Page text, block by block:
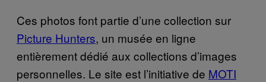
Ces photos font partie d’une collection sur
Picture Hunters, un musée en ligne
entièrement dédié aux collections d’images
personnelles. Le site est l’initiative de MOTI